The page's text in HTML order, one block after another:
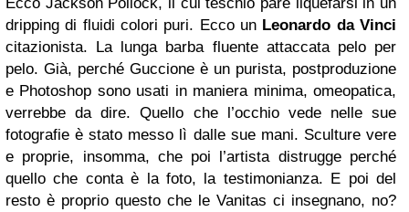
dripping di fluidi colori puri. Ecco un Leonardo da Vinci
citazionista. La lunga barba fluente attaccata pelo per
pelo. Già, perché Guccione è un purista, postproduzione
e Photoshop sono usati in maniera minima, omeopatica,
verrebbe da dire. Quello che l’occhio vede nelle sue
fotografie è stato messo lì dalle sue mani. Sculture vere
e proprie, insomma, che poi l’artista distrugge perché
quello che conta è la foto, la testimonianza. E poi del
resto è proprio questo che le Vanitas ci insegnano, no?